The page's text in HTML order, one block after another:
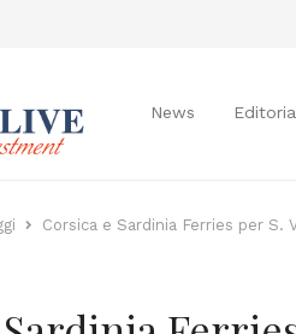
News
Corsica e Sardinia Ferries per S.